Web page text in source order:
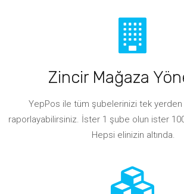
Zincir Mağaza
YepPos ile tüm şubelerinizi tek
raporlayabilirsiniz. İster 1 şube olun ister
Hepsi elinizin altında.